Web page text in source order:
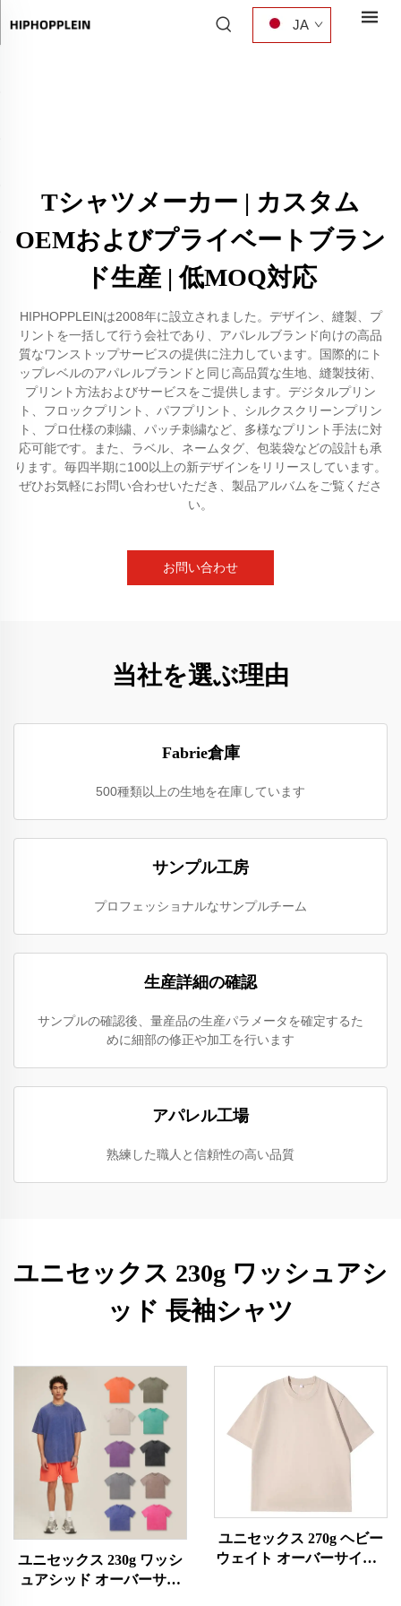
JA
Tシャツメーカー | カスタム
OEMおよびプライベートブラン
ド生産 | 低MOQ対応
HIPHOPPLEINは2008年に設立されました。デザイン、縫製、プ
リントを一括して行う会社であり、アパレルブランド向けの高品
質なワンストップサービスの提供に注力しています。国際的にト
ップレベルのアパレルブランドと同じ高品質な生地、縫製技術、
プリント方法およびサービスをご提供します。デジタルプリン
ト、フロックプリント、パフプリント、シルクスクリーンプリン
ト、プロ仕様の刺繍、パッチ刺繍など、多様なプリント手法に対
応可能です。また、ラベル、ネームタグ、包装袋などの設計も承
ります。毎四半期に100以上の新デザインをリリースしています。
ぜひお気軽にお問い合わせいただき、製品アルバムをご覧くださ
い。
お問い合わせ
当社を選ぶ理由
Fabrie倉庫
500種類以上の生地を在庫しています
サンプル工房
プロフェッショナルなサンプルチーム
生産詳細の確認
サンプルの確認後、量産品の生産パラメータを確定するた
めに細部の修正や加工を行います
アパレル工場
熟練した職人と信頼性の高い品質
ユニセックス 230g ワッシュアシ
ッド 長袖シャツ
ユニセックス 230g ワッシ
ュアシッド オーバーサイ
ユニセックス 270g ヘビー
ウェイト オーバーサイズT